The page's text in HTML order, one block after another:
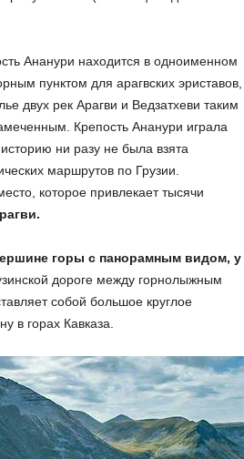
Ананури находится в одноименном
пунктом для арагвских эриставов,
двух рек Арагви и Ведзатхеви таким
Крепость Ананури играла
ни разу не была взята
маршрутов по Грузии.
которое привлекает тысячи
горы с панорамным видом, у
дороге между горнолыжным
собой большое круглое
в горах Кавказа.